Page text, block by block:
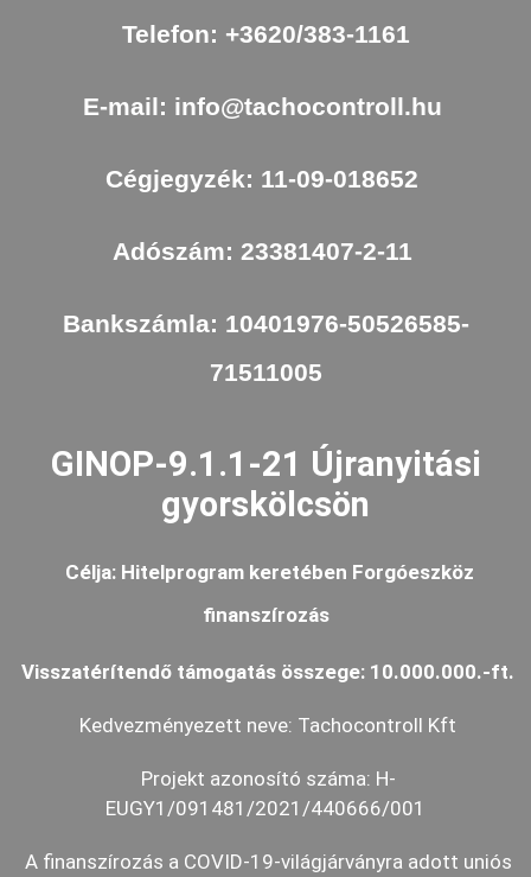
Telefon: +3620/383-1161
E-mail: info@tachocontroll.hu
Cégjegyzék: 11-09-018652
Adószám: 23381407-2-11
Bankszámla: 10401976-50526585-
71511005
GINOP-9.1.1-21 Újranyitási
gyorskölcsön
Célja: Hitelprogram keretében Forgóeszköz
finanszírozás
Visszatérítendő támogatás összege: 10.000.000.-ft.
Kedvezményezett neve: Tachocontroll Kft
Projekt azonosító száma: H-
EUGY1/091481/2021/440666/001
A finanszírozás a COVID-19-világjárványra adott uniós